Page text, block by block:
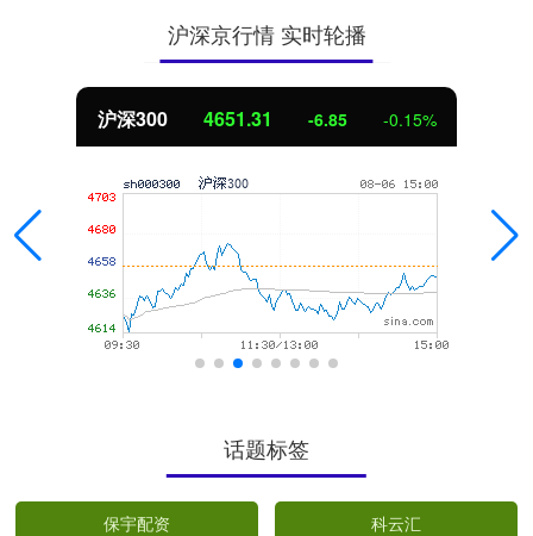
沪深京行情 实时轮播
-0.15% 北证50 1122.88
话题标签
保宇配资 科云汇